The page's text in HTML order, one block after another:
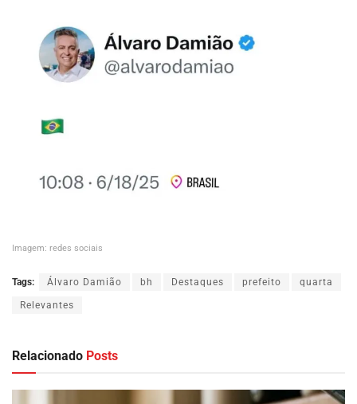
Imagem: redes sociais
Tags: Álvaro Damião bh Destaques prefeito quarta
Relevantes
Relacionado Posts